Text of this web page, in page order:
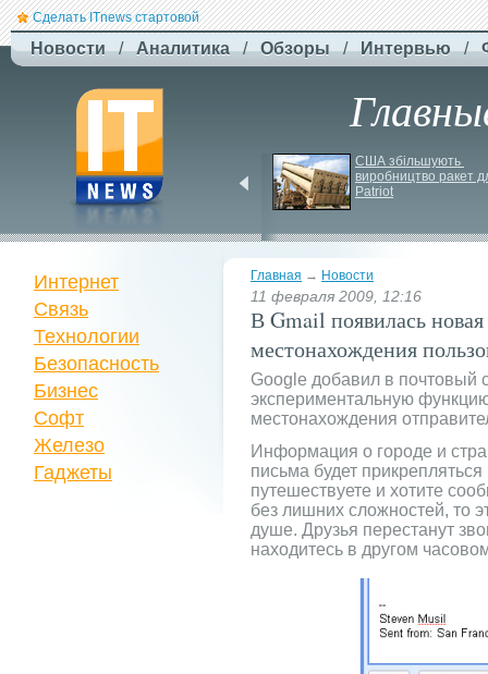
Сделать ITnews стартовой
Новости / Аналитика / Обзоры / Интервью /
знищив ключовий
склад Intertop Ukraine
США збільшують
виробництво ракет
Patriot
Главная → Новости
11 февраля 2009, 12:16
В Gmail появилась
местонахождения
Google добавил в почтовый
экспериментальную
местонахождения
Информация о городе и
письма будет
путешествуете и хотите
без лишних сложностей, то
душе. Друзья перестанут
находитесь в другом
Интернет
Связь
Технологии
Безопасность
Бизнес
Софт
Железо
Гаджеты